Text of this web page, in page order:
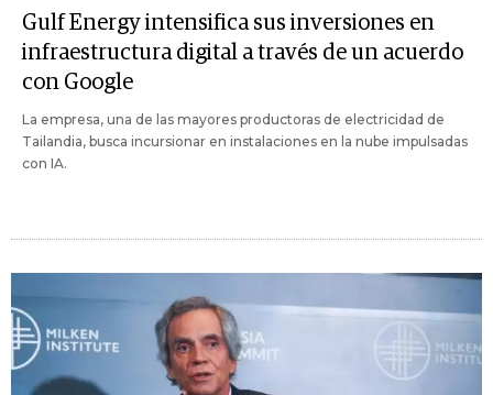
Gulf Energy intensifica sus inversiones en
infraestructura digital a través de un acuerdo
con Google
La empresa, una de las mayores productoras de electricidad de
Tailandia, busca incursionar en instalaciones en la nube impulsadas
con IA.